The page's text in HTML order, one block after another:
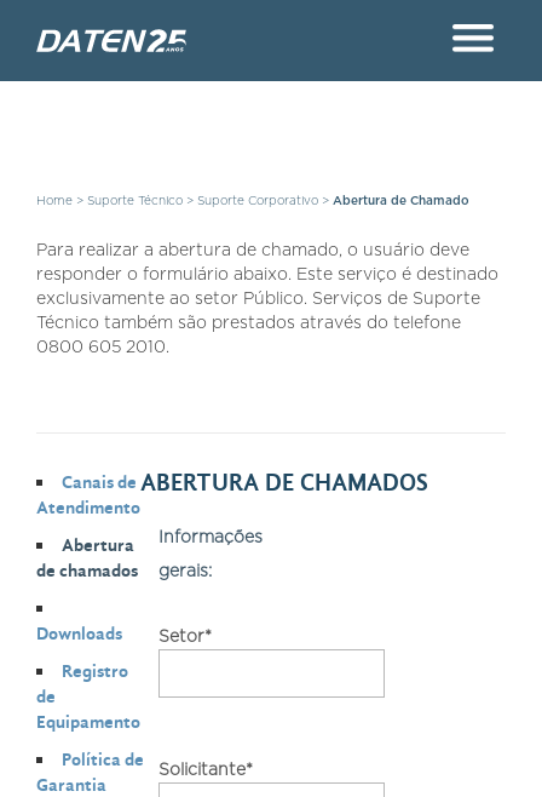
Home > Suporte Técnico > Suporte Corporativo > Abertura de Chamado
Para realizar a abertura de chamado, o usuário deve
responder o formulário abaixo. Este serviço é destinado
exclusivamente ao setor Público. Serviços de Suporte
Técnico também são prestados através do telefone
0800 605 2010.
Canais de
Atendimento
Abertura
de chamados
Downloads
Registro
de
Equipamento
Política de
Garantia
ABERTURA DE CHAMADOS
Informações
gerais:
Setor*
Solicitante*